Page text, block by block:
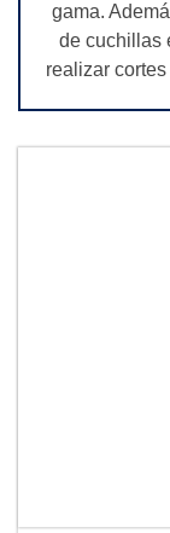
gama.
de cuchillas
realizar